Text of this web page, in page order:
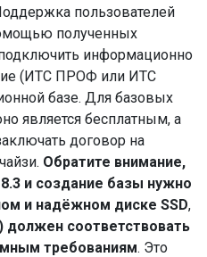
пользователей
полученных
информационно
(ИТС ПРОФ или ИТС
базе. Для базовых
является бесплатным, а
договор на
Обратите внимание,
и создание базы нужно
и надёжном диске SSD,
должен соответствовать
требованиям. Это